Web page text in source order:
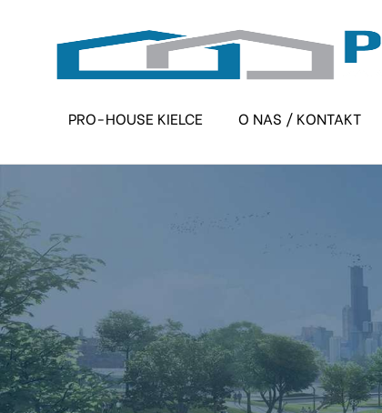
PRO-HOUSE KIELCE O NAS / KONTAKT